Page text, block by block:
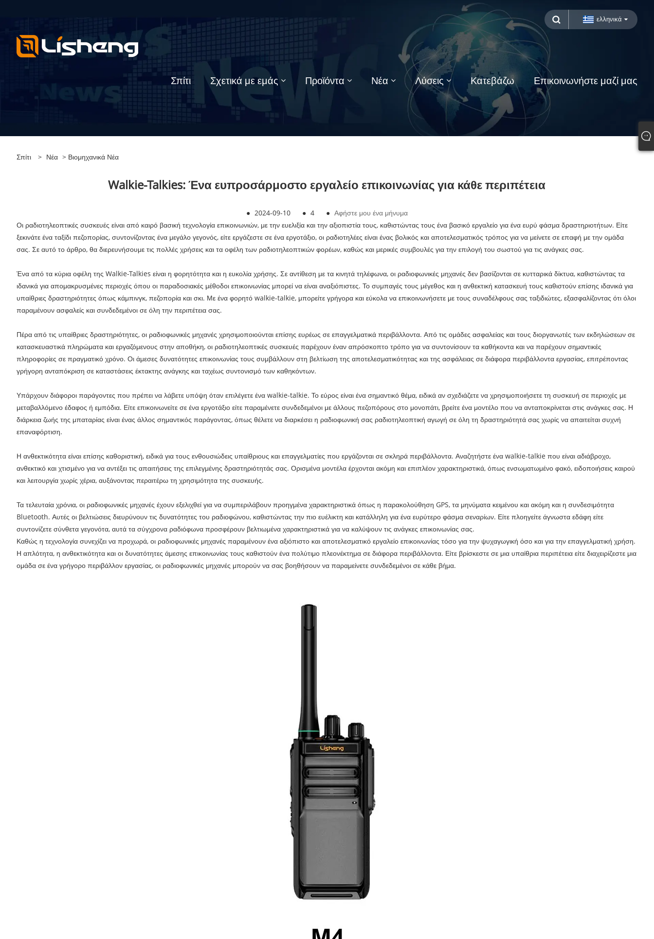
ελληνικά
Σπίτι Σχετικά με εμάς Προϊόντα Νέα Λύσεις Κατεβάζω Επικοινωνήστε μαζί μας
Σπίτι > Νέα > Βιομηχανικά Νέα
Walkie-Talkies: Ένα ευπροσάρμοστο εργαλείο επικοινωνίας για κάθε περιπέτεια
● 2024-09-10 ● 4 ● Αφήστε μου ένα μήνυμα
Οι ραδιοτηλεοπτικές συσκευές είναι από καιρό βασική τεχνολογία επικοινωνιών, με την ευελιξία και την αξιοπιστία τους, καθιστώντας τους ένα βασικό εργαλείο για ένα ευρύ φάσμα δραστηριοτήτων. Είτε
ξεκινάτε ένα ταξίδι πεζοπορίας, συντονίζοντας ένα μεγάλο γεγονός, είτε εργάζεστε σε ένα εργοτάξιο, οι ραδιοτηλέες είναι ένας βολικός και αποτελεσματικός τρόπος για να μείνετε σε επαφή με την ομάδα
σας. Σε αυτό το άρθρο, θα διερευνήσουμε τις πολλές χρήσεις και τα οφέλη των ραδιοτηλεοπτικών φορέων, καθώς και μερικές συμβουλές για την επιλογή του σωστού για τις ανάγκες σας.
Ένα από τα κύρια οφέλη της Walkie-Talkies είναι η φορητότητα και η ευκολία χρήσης. Σε αντίθεση με τα κινητά τηλέφωνα, οι ραδιοφωνικές μηχανές δεν βασίζονται σε κυτταρικά δίκτυα, καθιστώντας τα
ιδανικά για απομακρυσμένες περιοχές όπου οι παραδοσιακές μέθοδοι επικοινωνίας μπορεί να είναι αναξιόπιστες. Το συμπαγές τους μέγεθος και η ανθεκτική κατασκευή τους καθιστούν επίσης ιδανικά για
υπαίθριες δραστηριότητες όπως κάμπινγκ, πεζοπορία και σκι. Με ένα φορητό walkie-talkie, μπορείτε γρήγορα και εύκολα να επικοινωνήσετε με τους συναδέλφους σας ταξιδιώτες, εξασφαλίζοντας ότι όλοι
παραμένουν ασφαλείς και συνδεδεμένοι σε όλη την περιπέτεια σας.
Πέρα από τις υπαίθριες δραστηριότητες, οι ραδιοφωνικές μηχανές χρησιμοποιούνται επίσης ευρέως σε επαγγελματικά περιβάλλοντα. Από τις ομάδες ασφαλείας και τους διοργανωτές των εκδηλώσεων σε
κατασκευαστικά πληρώματα και εργαζόμενους στην αποθήκη, οι ραδιοτηλεοπτικές συσκευές παρέχουν έναν απρόσκοπτο τρόπο για να συντονίσουν τα καθήκοντα και να παρέχουν σημαντικές
πληροφορίες σε πραγματικό χρόνο. Οι άμεσες δυνατότητες επικοινωνίας τους συμβάλλουν στη βελτίωση της αποτελεσματικότητας και της ασφάλειας σε διάφορα περιβάλλοντα εργασίας, επιτρέποντας
γρήγορη ανταπόκριση σε καταστάσεις έκτακτης ανάγκης και ταχέως συντονισμό των καθηκόντων.
Υπάρχουν διάφοροι παράγοντες που πρέπει να λάβετε υπόψη όταν επιλέγετε ένα walkie-talkie. Το εύρος είναι ένα σημαντικό θέμα, ειδικά αν σχεδιάζετε να χρησιμοποιήσετε τη συσκευή σε περιοχές με
μεταβαλλόμενο έδαφος ή εμπόδια. Είτε επικοινωνείτε σε ένα εργοτάξιο είτε παραμένετε συνδεδεμένοι με άλλους πεζοπόρους στο μονοπάτι, βρείτε ένα μοντέλο που να ανταποκρίνεται στις ανάγκες σας. Η
διάρκεια ζωής της μπαταρίας είναι ένας άλλος σημαντικός παράγοντας, όπως θέλετε να διαρκέσει η ραδιοφωνική σας ραδιοτηλεοπτική αγωγή σε όλη τη δραστηριότητά σας χωρίς να απαιτείται συχνή
επαναφόρτιση.
Η ανθεκτικότητα είναι επίσης καθοριστική, ειδικά για τους ενθουσιώδεις υπαίθριους και επαγγελματίες που εργάζονται σε σκληρά περιβάλλοντα. Αναζητήστε ένα walkie-talkie που είναι αδιάβροχο,
ανθεκτικό και χτισμένο για να αντέξει τις απαιτήσεις της επιλεγμένης δραστηριότητάς σας. Ορισμένα μοντέλα έρχονται ακόμη και επιπλέον χαρακτηριστικά, όπως ενσωματωμένο φακό, ειδοποιήσεις καιρού
και λειτουργία χωρίς χέρια, αυξάνοντας περαιτέρω τη χρησιμότητα της συσκευής.
Τα τελευταία χρόνια, οι ραδιοφωνικές μηχανές έχουν εξελιχθεί για να συμπεριλάβουν προηγμένα χαρακτηριστικά όπως η παρακολούθηση GPS, τα μηνύματα κειμένου και ακόμη και η συνδεσιμότητα
Bluetooth. Αυτές οι βελτιώσεις διευρύνουν τις δυνατότητες του ραδιοφώνου, καθιστώντας την πιο ευέλικτη και κατάλληλη για ένα ευρύτερο φάσμα σεναρίων. Είτε πλοηγείτε άγνωστα εδάφη είτε
συντονίζετε σύνθετα γεγονότα, αυτά τα σύγχρονα ραδιόφωνα προσφέρουν βελτιωμένα χαρακτηριστικά για να καλύψουν τις ανάγκες επικοινωνίας σας.
Καθώς η τεχνολογία συνεχίζει να προχωρά, οι ραδιοφωνικές μηχανές παραμένουν ένα αξιόπιστο και αποτελεσματικό εργαλείο επικοινωνίας τόσο για την ψυχαγωγική όσο και για την επαγγελματική χρήση.
Η απλότητα, η ανθεκτικότητα και οι δυνατότητες άμεσης επικοινωνίας τους καθιστούν ένα πολύτιμο πλεονέκτημα σε διάφορα περιβάλλοντα. Είτε βρίσκεστε σε μια υπαίθρια περιπέτεια είτε διαχειρίζεστε μια
ομάδα σε ένα γρήγορο περιβάλλον εργασίας, οι ραδιοφωνικές μηχανές μπορούν να σας βοηθήσουν να παραμείνετε συνδεδεμένοι σε κάθε βήμα.